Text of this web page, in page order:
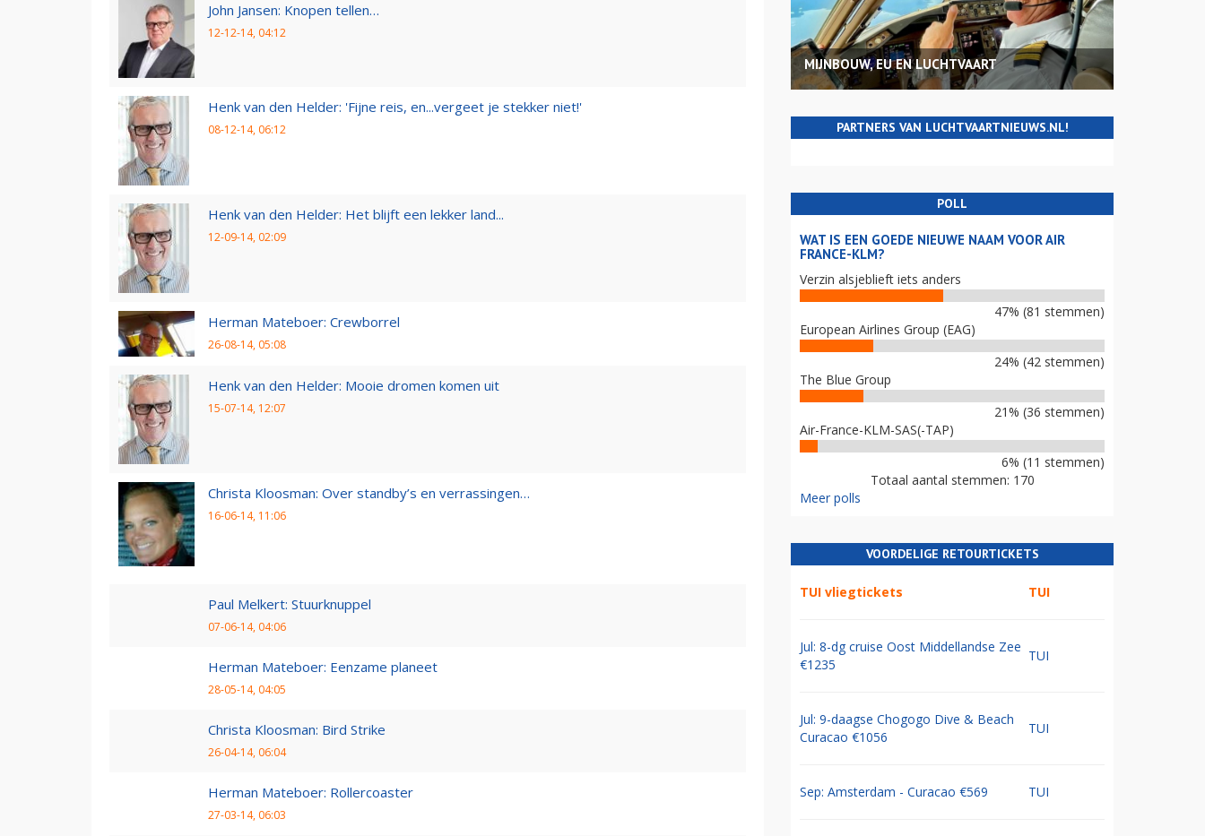
John Jansen: Knopen tellen…
12-12-14, 04:12
Henk van den Helder: 'Fijne reis, en...vergeet je stekker niet!'
08-12-14, 06:12
Henk van den Helder: Het blijft een lekker land...
12-09-14, 02:09
Herman Mateboer: Crewborrel
26-08-14, 05:08
Henk van den Helder: Mooie dromen komen uit
15-07-14, 12:07
Christa Kloosman: Over standby’s en verrassingen…
16-06-14, 11:06
Paul Melkert: Stuurknuppel
07-06-14, 04:06
Herman Mateboer: Eenzame planeet
28-05-14, 04:05
Christa Kloosman: Bird Strike
26-04-14, 06:04
Herman Mateboer: Rollercoaster
27-03-14, 06:03
MIJNBOUW, EU EN LUCHTVAART
PARTNERS VAN LUCHTVAARTNIEUWS.NL!
POLL
WAT IS EEN GOEDE NIEUWE NAAM VOOR AIR
FRANCE-KLM?
Verzin alsjeblieft iets anders
47% (81 stemmen)
European Airlines Group (EAG)
24% (42 stemmen)
The Blue Group
21% (36 stemmen)
Air-France-KLM-SAS(-TAP)
6% (11 stemmen)
Totaal aantal stemmen: 170
Meer polls
VOORDELIGE RETOURTICKETS
TUI vliegtickets TUI
Jul: 8-dg cruise Oost Middellandse Zee
€1235
TUI
Jul: 9-daagse Chogogo Dive & Beach
Curacao €1056
TUI
Sep: Amsterdam - Curacao €569 TUI